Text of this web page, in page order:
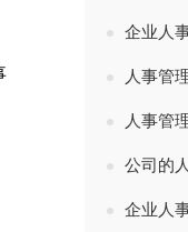
企业人
人事管
人事管
公司的
企业人